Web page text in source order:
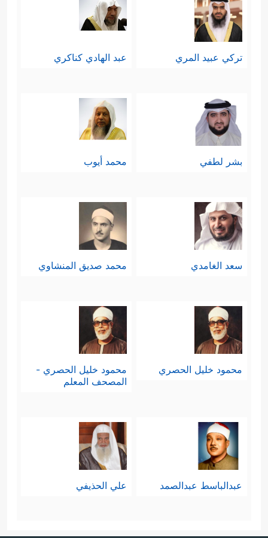
تركي عبيد المري عبد الهادي كناكري
بشر لطفي محمد أيوب
سعد الغامدي محمد صديق المنشاوي
محمود خليل الحصري
محمود خليل الحصري -
المصحف المعلم
عبدالباسط عبدالصمد علي الحذيفي